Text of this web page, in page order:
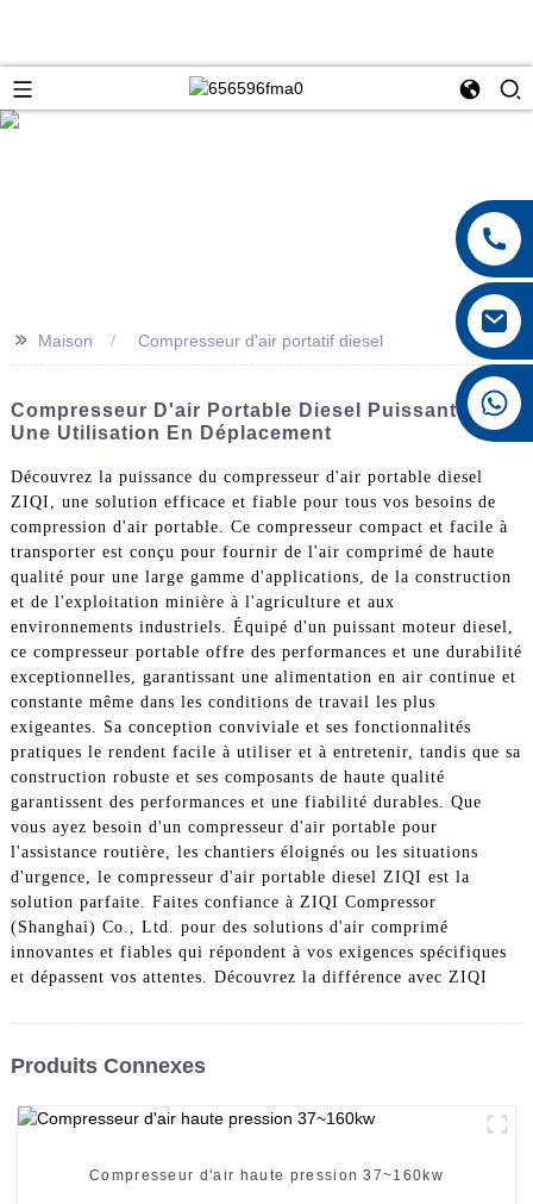
>> Maison Compresseur d'air portatif diesel
Compresseur D'air Portable Diesel Puissant Pour
Une Utilisation En Déplacement
Découvrez la puissance du compresseur d'air portable diesel
ZIQI, une solution efficace et fiable pour tous vos besoins de
compression d'air portable. Ce compresseur compact et facile à
transporter est conçu pour fournir de l'air comprimé de haute
qualité pour une large gamme d'applications, de la construction
et de l'exploitation minière à l'agriculture et aux
environnements industriels. Équipé d'un puissant moteur diesel,
ce compresseur portable offre des performances et une durabilité
exceptionnelles, garantissant une alimentation en air continue et
constante même dans les conditions de travail les plus
exigeantes. Sa conception conviviale et ses fonctionnalités
pratiques le rendent facile à utiliser et à entretenir, tandis que sa
construction robuste et ses composants de haute qualité
garantissent des performances et une fiabilité durables. Que
vous ayez besoin d'un compresseur d'air portable pour
l'assistance routière, les chantiers éloignés ou les situations
d'urgence, le compresseur d'air portable diesel ZIQI est la
solution parfaite. Faites confiance à ZIQI Compressor
(Shanghai) Co., Ltd. pour des solutions d'air comprimé
innovantes et fiables qui répondent à vos exigences spécifiques
et dépassent vos attentes. Découvrez la différence avec ZIQI
Produits Connexes
Compresseur d'air haute pression 37~160kw